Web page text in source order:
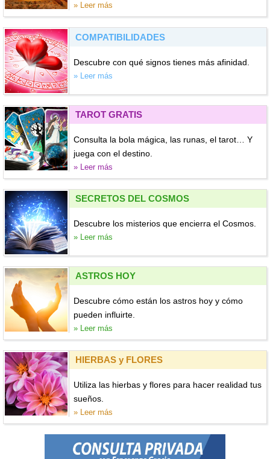
» Leer más
COMPATIBILIDADES
Descubre con qué signos tienes más afinidad.
» Leer más
TAROT GRATIS
Consulta la bola mágica, las runas, el tarot… Y
juega con el destino.
» Leer más
SECRETOS DEL COSMOS
Descubre los misterios que encierra el Cosmos.
» Leer más
ASTROS HOY
Descubre cómo están los astros hoy y cómo
pueden influirte.
» Leer más
HIERBAS y FLORES
Utiliza las hierbas y flores para hacer realidad tus
sueños.
» Leer más